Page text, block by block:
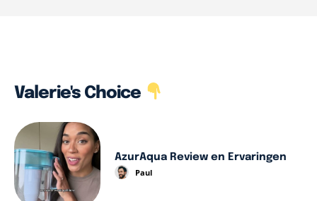
Valerie's Choice
AzurAqua Review en Ervaringen
Paul